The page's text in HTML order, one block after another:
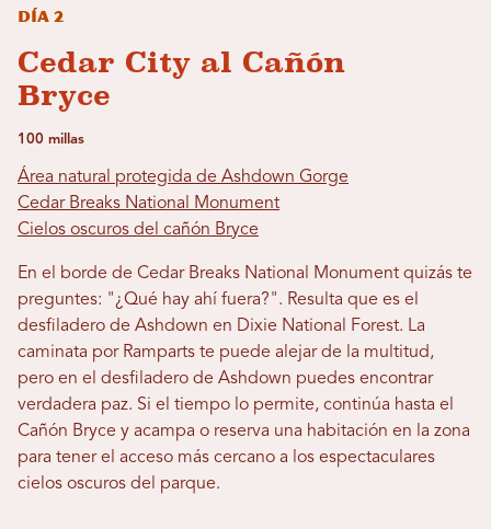
Día 2
Cedar City al Cañón
Bryce
100 millas
Área natural protegida de Ashdown Gorge
Cedar Breaks National Monument
Cielos oscuros del cañón Bryce
En el borde de Cedar Breaks National Monument quizás te
preguntes: "¿Qué hay ahí fuera?". Resulta que es el
desfiladero de Ashdown en Dixie National Forest. La
caminata por Ramparts te puede alejar de la multitud,
pero en el desfiladero de Ashdown puedes encontrar
verdadera paz. Si el tiempo lo permite, continúa hasta el
Cañón Bryce y acampa o reserva una habitación en la zona
para tener el acceso más cercano a los espectaculares
cielos oscuros del parque.